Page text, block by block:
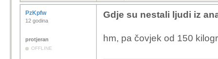
PzKpfw
12 godina
protjeran
OFFLINE
Gdje su nestali ljudi iz
hm, pa čovjek od 150